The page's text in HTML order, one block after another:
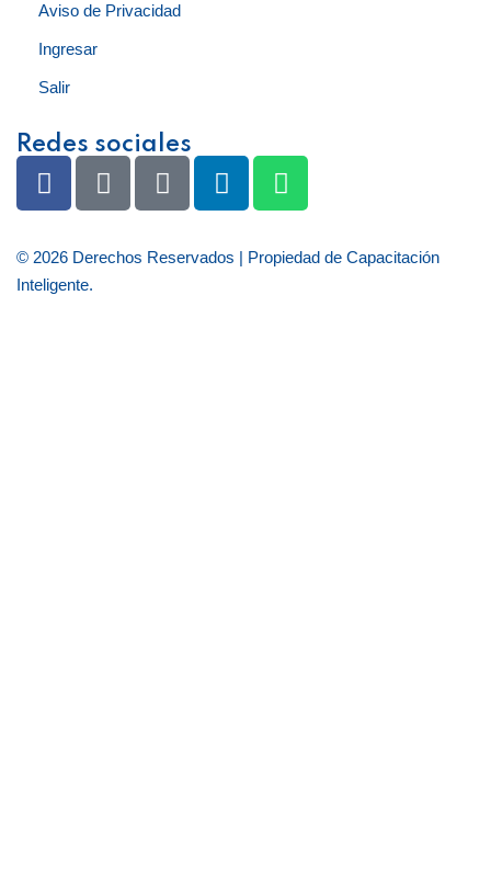
Aviso de Privacidad
Ingresar
Salir
Redes sociales
© 2026 Derechos Reservados | Propiedad de Capacitación
Inteligente.